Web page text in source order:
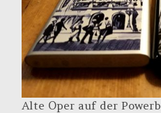
Alte Oper auf der